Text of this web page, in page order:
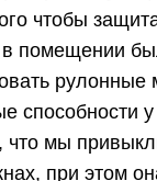
чтобы
помещении
рулонные
способности у
что мы
при этом